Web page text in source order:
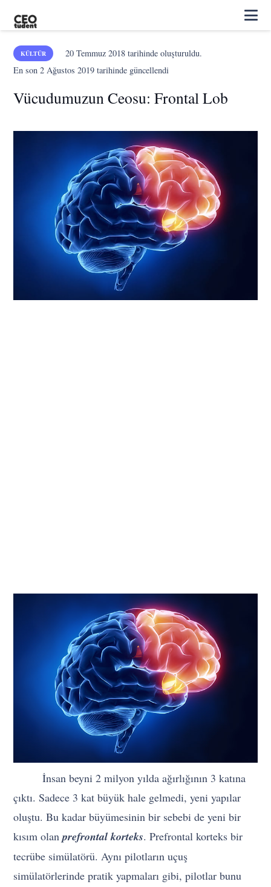
KÜLTÜR 20 Temmuz 2018tarihinde oluşturuldu.
En son2 Ağustos 2019 tarihinde güncellendi
Vücudumuzun Ceosu: Frontal Lob
İnsan beyni 2 milyon yılda ağırlığının 3 katına
çıktı. Sadece 3 kat büyük hale gelmedi, yeni yapılar
oluştu. Bu kadar büyümesinin bir sebebi de yeni bir
kısım olanprefrontal korteks. Prefrontal korteks bir
tecrübe simülatörü. Aynı pilotların uçuş
simülatörlerinde pratik yapmaları gibi, pilotlar bunu